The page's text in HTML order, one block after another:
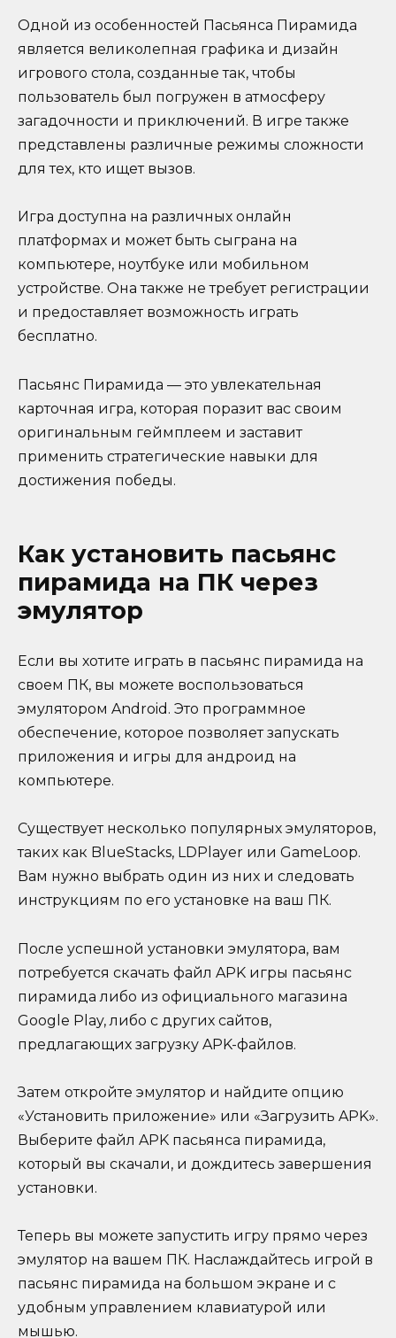
Одной из особенностей Пасьянса Пирамида
является великолепная графика и дизайн
игрового стола, созданные так, чтобы
пользователь был погружен в атмосферу
загадочности и приключений. В игре также
представлены различные режимы сложности
для тех, кто ищет вызов.
Игра доступна на различных онлайн
платформах и может быть сыграна на
компьютере, ноутбуке или мобильном
устройстве. Она также не требует регистрации
и предоставляет возможность играть
бесплатно.
Пасьянс Пирамида — это увлекательная
карточная игра, которая поразит вас своим
оригинальным геймплеем и заставит
применить стратегические навыки для
достижения победы.
Как установить пасьянс
пирамида на ПК через
эмулятор
Если вы хотите играть в пасьянс пирамида на
своем ПК, вы можете воспользоваться
эмулятором Android. Это программное
обеспечение, которое позволяет запускать
приложения и игры для андроид на
компьютере.
Существует несколько популярных эмуляторов,
таких как BlueStacks, LDPlayer или GameLoop.
Вам нужно выбрать один из них и следовать
инструкциям по его установке на ваш ПК.
После успешной установки эмулятора, вам
потребуется скачать файл APK игры пасьянс
пирамида либо из официального магазина
Google Play, либо с других сайтов,
предлагающих загрузку APK-файлов.
Затем откройте эмулятор и найдите опцию
«Установить приложение» или «Загрузить APK».
Выберите файл APK пасьянса пирамида,
который вы скачали, и дождитесь завершения
установки.
Теперь вы можете запустить игру прямо через
эмулятор на вашем ПК. Наслаждайтесь игрой в
пасьянс пирамида на большом экране и с
удобным управлением клавиатурой или
мышью.